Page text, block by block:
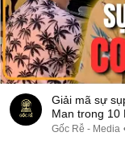
Giải mã sự
Man trong 10
Gốc Rễ - Media